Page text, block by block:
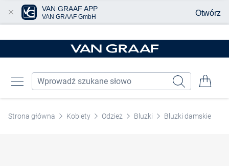
Strona główna Kobiety Odzież Bluzki Bluzki damskie
VAN GRAAF APP
VAN GRAAF GmbH Otwórz